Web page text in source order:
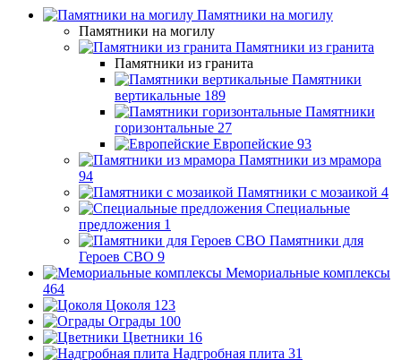
Памятники на могилу
Памятники на могилу
Памятники из гранита
Памятники из гранита
Памятники
вертикальные 189
Памятники
горизонтальные 27
Европейские 93
Памятники из мрамора
94
Памятники с мозаикой 4
Специальные
предложения 1
Памятники для
Героев СВО 9
Мемориальные комплексы
464
Цоколя 123
Ограды 100
Цветники 16
Надгробная плита 31